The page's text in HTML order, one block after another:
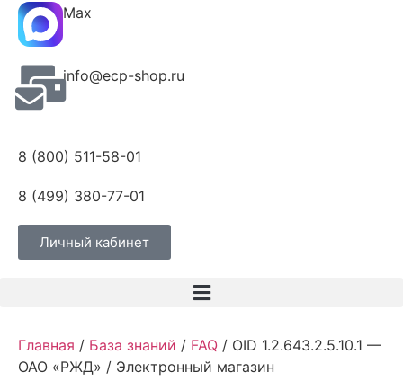
Max
info@ecp-shop.ru
8 (800) 511-58-01
8 (499) 380-77-01
Личный кабинет
Главная / База знаний / FAQ / OID 1.2.643.2.5.10.1 —
ОАО «РЖД» / Электронный магазин